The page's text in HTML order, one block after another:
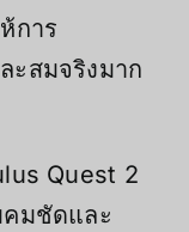
การ
ะสมจริงมาก
Quest 2
คมชัดและ